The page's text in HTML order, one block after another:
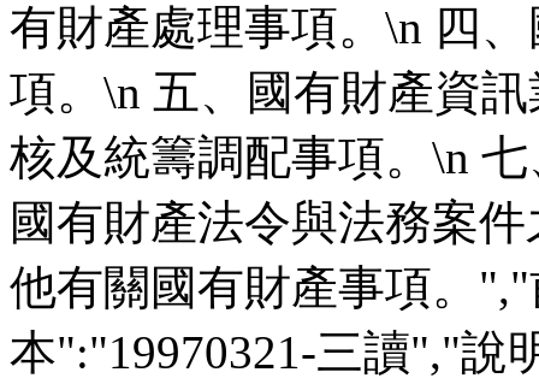
有財產處理事項。\n 四
項。\n 五、國有財產資
核及統籌調配事項。\n
國有財產法令與法務案
他有關國有財產事項。
本":"19970321-三讀","說